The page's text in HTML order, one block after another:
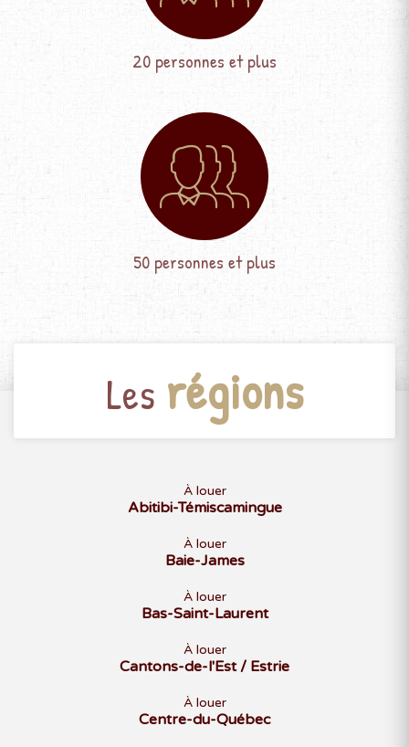
20 personnes et plus
50 personnes et plus
Les régions
À louer
Abitibi-Témiscamingue
À louer
Baie-James
À louer
Bas-Saint-Laurent
À louer
Cantons-de-l'Est / Estrie
À louer
Centre-du-Québec